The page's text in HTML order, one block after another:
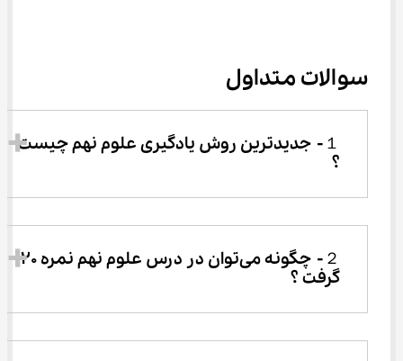
سوالات متداول
１-	جدیدترین روش یادگیری علوم نهم چیست
؟
２-	چگونه می‌توان در درس علوم نهم نمره ۲۰
گرفت ؟